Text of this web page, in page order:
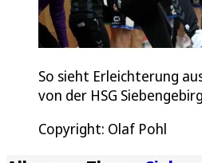
So sieht Erleichterung
von der HSG
Copyright: Olaf Pohl